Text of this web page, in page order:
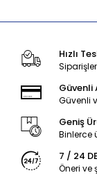
Hızlı
Güvenli
Güvenli
Geniş
Binlerce
7 / 24
Öneri ve